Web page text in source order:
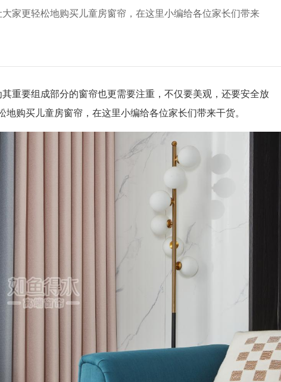
家更轻松地购买儿童房窗帘，在这里小编给各位家长们带来
要组成部分的窗帘也更需要注重，不仅要美观，还要安全放
购买儿童房窗帘，在这里小编给各位家长们带来干货。